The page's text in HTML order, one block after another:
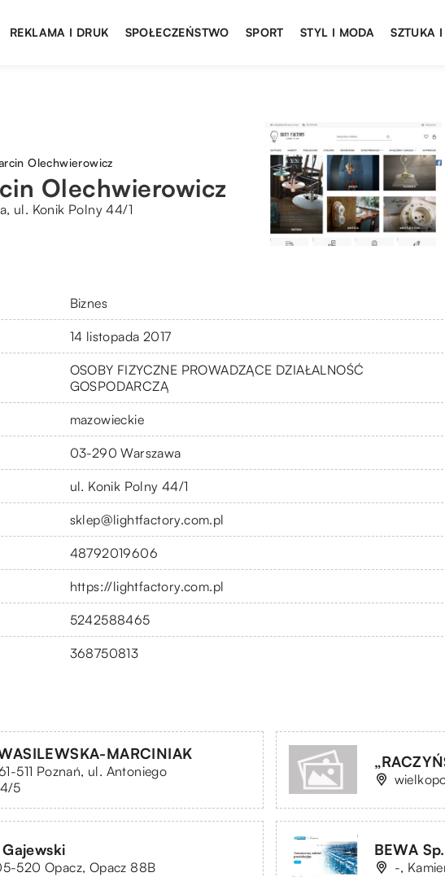
REKLAMA I DRUK SPOŁECZEŃSTWO SPORT STYL I MODA SZTUKA
Olechwierowicz
Olechwierowicz
ul. Konik Polny 44/1
Biznes
14 listopada 2017
OSOBY FIZYCZNE PROWADZĄCE DZIAŁALNOŚĆ
GOSPODARCZĄ
mazowieckie
03-290 Warszawa
ul. Konik Polny 44/1
sklep@lightfactory.com.pl
48792019606
https://lightfactory.com.pl
5242588465
368750813
MARCINIAK
511 Poznań, ul. Antoniego
5
Gajewski
520 Opacz, Opacz 88B
BEWA
-,